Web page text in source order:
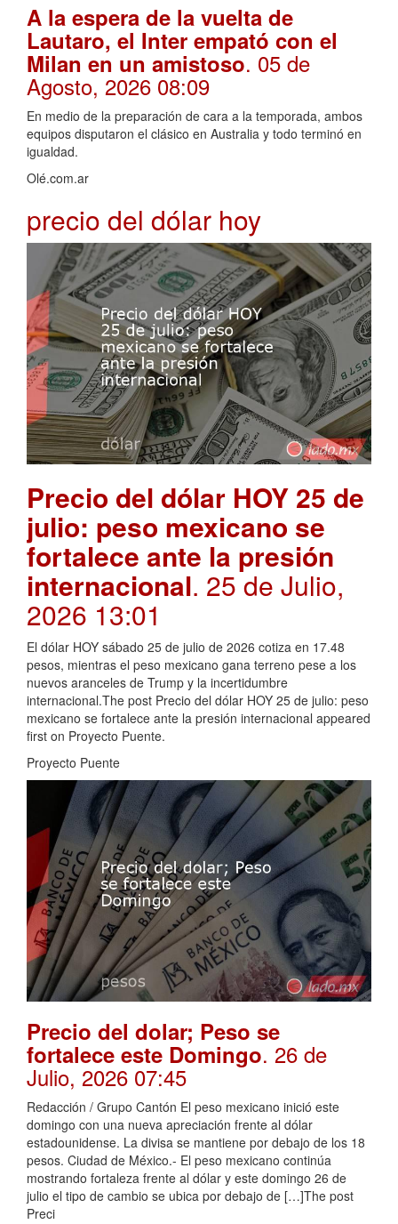
A la espera de la vuelta de
Lautaro, el Inter empató con el
Milan en un amistoso. 05 de
Agosto, 2026 08:09
En medio de la preparación de cara a la temporada, ambos
equipos disputaron el clásico en Australia y todo terminó en
igualdad.
Olé.com.ar
precio del dólar hoy
Precio del dólar HOY 25 de
julio: peso mexicano se
fortalece ante la presión
internacional. 25 de Julio,
2026 13:01
El dólar HOY sábado 25 de julio de 2026 cotiza en 17.48
pesos, mientras el peso mexicano gana terreno pese a los
nuevos aranceles de Trump y la incertidumbre
internacional.The post Precio del dólar HOY 25 de julio: peso
mexicano se fortalece ante la presión internacional appeared
first on Proyecto Puente.
Proyecto Puente
Precio del dolar; Peso se
fortalece este Domingo. 26 de
Julio, 2026 07:45
Redacción / Grupo Cantón El peso mexicano inició este
domingo con una nueva apreciación frente al dólar
estadounidense. La divisa se mantiene por debajo de los 18
pesos. Ciudad de México.- El peso mexicano continúa
mostrando fortaleza frente al dólar y este domingo 26 de
julio el tipo de cambio se ubica por debajo de […]The post
Preci